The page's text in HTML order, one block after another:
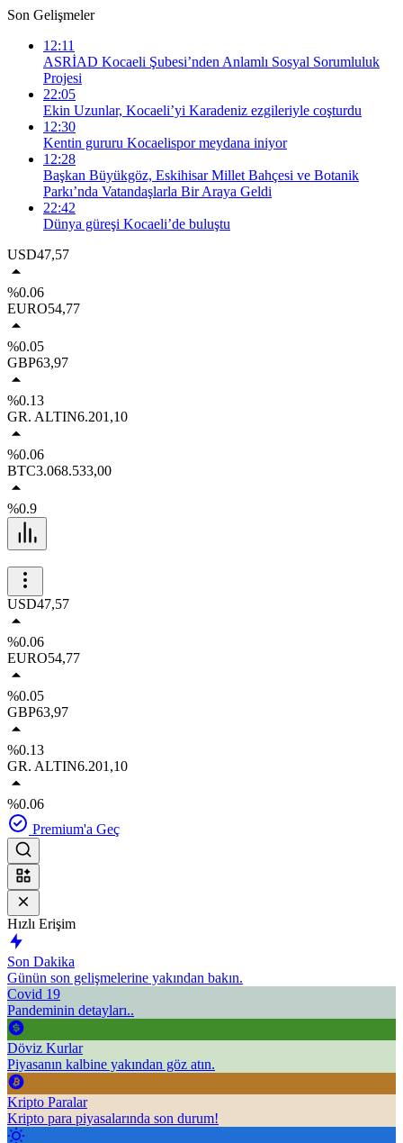
Son Gelişmeler
12:11
ASRİAD Kocaeli Şubesi’nden Anlamlı Sosyal Sorumluluk
Projesi
22:05
Ekin Uzunlar, Kocaeli’yi Karadeniz ezgileriyle coşturdu
12:30
Kentin gururu Kocaelispor meydana iniyor
12:28
Başkan Büyükgöz, Eskihisar Millet Bahçesi ve Botanik
Parkı’nda Vatandaşlarla Bir Araya Geldi
22:42
Dünya güreşi Kocaeli’de buluştu
USD47,57
%0.06
EURO54,77
%0.05
GBP63,97
%0.13
GR. ALTIN6.201,10
%0.06
BTC3.068.533,00
%0.9
USD47,57
%0.06
EURO54,77
%0.05
GBP63,97
%0.13
GR. ALTIN6.201,10
%0.06
Premium'a Geç
Hızlı Erişim
Son Dakika
Günün son gelişmelerine yakından bakın.
Covid 19
Pandeminin detayları..
Döviz Kurlar
Piyasanın kalbine yakından göz atın.
Kripto Paralar
Kripto para piyasalarında son durum!